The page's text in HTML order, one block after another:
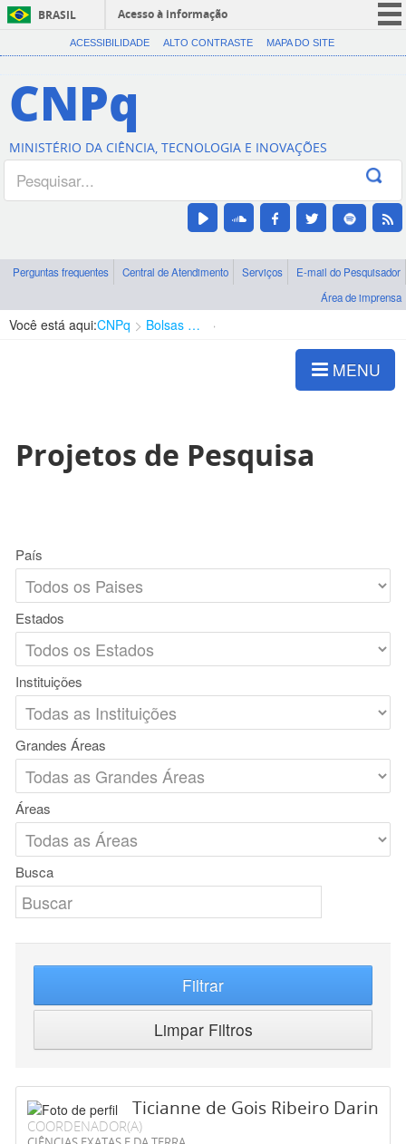
BRASIL
Acesso à informação
CORONAVÍRUS (COVID-19)
Canais
ACESSIBILIDADE ALTO CONTRASTE MAPA DO SITE
CNPq
MINISTÉRIO DA CIÊNCIA, TECNOLOGIA E INOVAÇÕES
Perguntas frequentes Central de Atendimento Serviços
E-mail do Pesquisador
Área de imprensa
Você está aqui:CNPq Bolsas e Auxílios Vigentes
MENU
Projetos de Pesquisa
País
Estados
Instituições
Grandes Áreas
Áreas
Busca
Filtrar
Limpar Filtros
Ticianne de Gois Ribeiro Darin
COORDENADOR(A)